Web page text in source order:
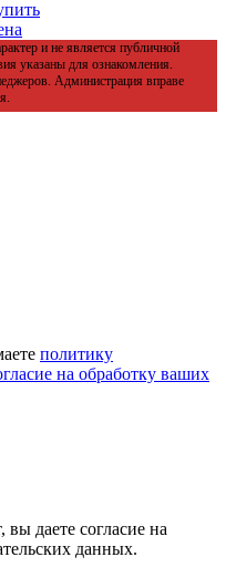
и не является публичной
указаны для ознакомления.
Администрация вправе
политику
на обработку ваших
даете согласие на
данных.